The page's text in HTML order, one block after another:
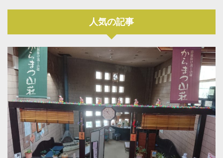
人気の記事